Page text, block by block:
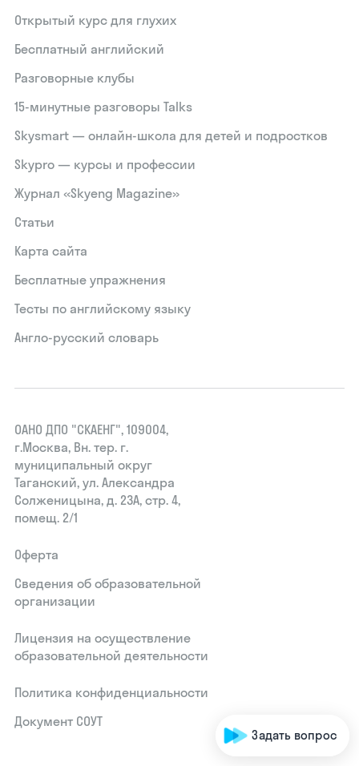
Открытый курс для глухих
Бесплатный английский
Разговорные клубы
15‑минутные разговоры Talks
Skysmart — онлайн-школа для детей и подростков
Skypro — курсы и профессии
Журнал «Skyeng Magazine»
Статьи
Карта сайта
Бесплатные упражнения
Тесты по английскому языку
Англо-русский словарь
ОАНО ДПО "СКАЕНГ", 109004,
г.Москва, Вн. тер. г.
муниципальный округ
Таганский, ул. Александра
Солженицына, д. 23А, стр. 4,
помещ. 2/1
Оферта
Сведения об образовательной
организации
Лицензия на осуществление
образовательной деятельности
Политика конфиденциальности
Документ СОУТ
Задать вопрос